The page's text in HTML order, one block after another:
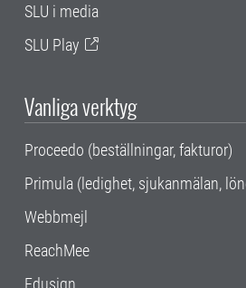
SLU i media
SLU Play
Vanliga verktyg
Proceedo (beställningar, fakturor)
Primula (ledighet, sjukanmälan,
Webbmejl
ReachMee
Edusign